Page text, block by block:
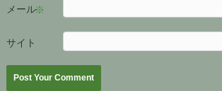
メール※
サイト